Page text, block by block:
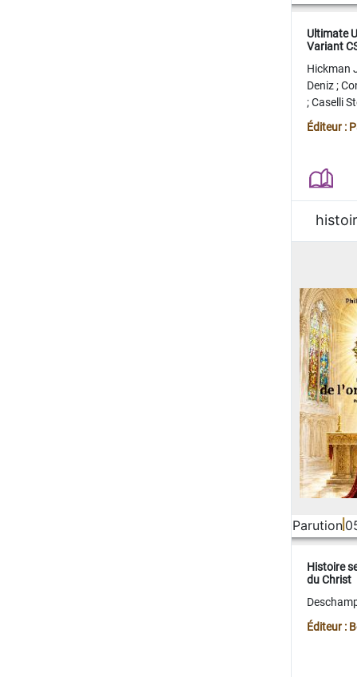
Ultimate
Variant
Hickman
Deniz;
;Caselli
Juan
Éditeur :
Parution
Histoire
du Christ
Éditeur :